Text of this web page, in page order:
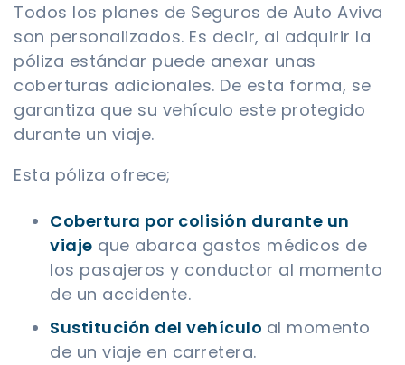
Todos los planes de Seguros de Auto Aviva
son personalizados. Es decir, al adquirir la
póliza estándar puede anexar unas
coberturas adicionales. De esta forma, se
garantiza que su vehículo este protegido
durante un viaje.
Esta póliza ofrece;
Cobertura por colisión durante un
viaje que abarca gastos médicos de
los pasajeros y conductor al momento
de un accidente.
Sustitución del vehículo al momento
de un viaje en carretera.